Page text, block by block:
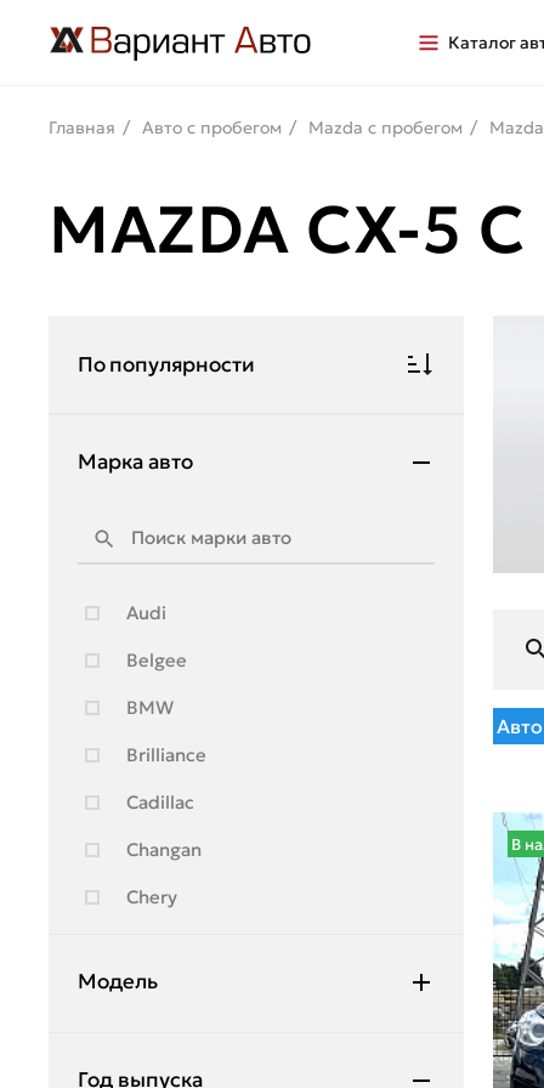
Каталог
Главная Авто с пробегом Mazda с пробегом
MAZDA CX-
По популярности
Марка авто
Audi
Belgee
BMW
Brilliance
Cadillac
Changan
Chery
Citroen
Модель
Год выпуска
В